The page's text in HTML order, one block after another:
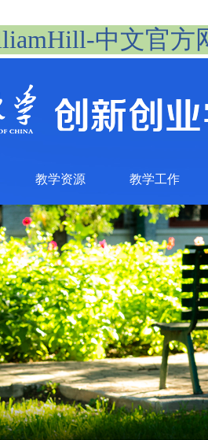
中文官方
教学资源 教学工作